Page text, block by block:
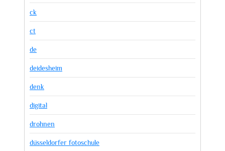
ck
ct
de
deidesheim
denk
digital
drohnen
düsseldorfer fotoschule